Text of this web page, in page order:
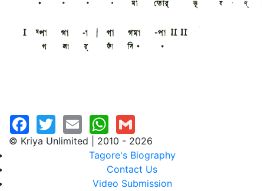
© Kriya Unlimited | 2010 - 2026
Tagore's Biography
Contact Us
Video Submission